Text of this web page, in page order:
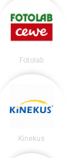
Fotolab
Kinekus